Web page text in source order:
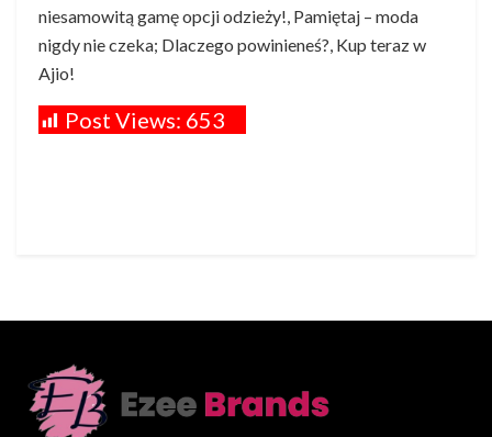
niesamowitą gamę opcji odzieży!, Pamiętaj – moda
nigdy nie czeka; Dlaczego powinieneś?, Kup teraz w
Ajio!
Post Views: 653